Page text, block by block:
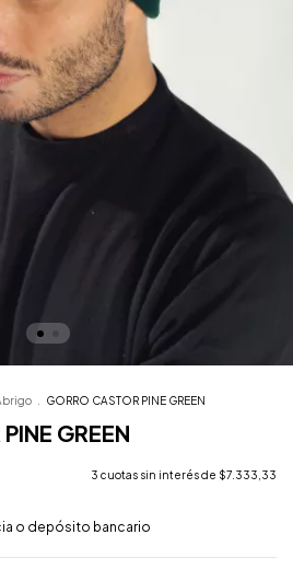
GORRO CASTOR PINE GREEN
GREEN
3 cuotas sin interés de $7.333,33
o depósito bancario